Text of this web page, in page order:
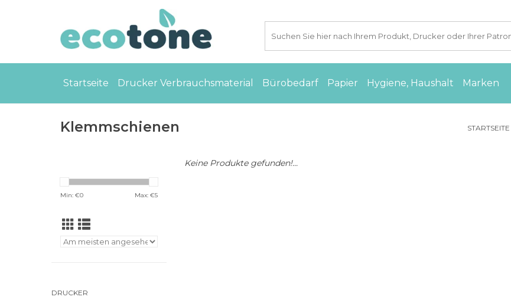
Startseite Drucker Verbrauchsmaterial Bürobedarf Papier Hygiene, Haushalt Marken
Klemmschienen STARTSEITE
Min: €0 Max: €5
DRUCKER
Keine Produkte gefunden!...